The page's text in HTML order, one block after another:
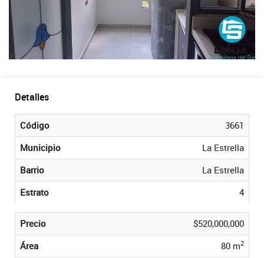
Detalles
Código
3661
Municipio
La Estrella
Barrio
La Estrella
Estrato
4
Precio
$520,000,000
Área
80 m2